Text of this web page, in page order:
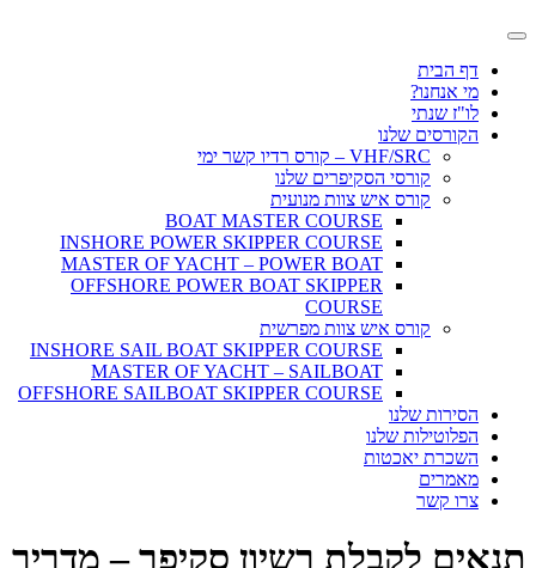
דף הבית
מי אנחנו?
לו"ז שנתי
הקורסים שלנו
VHF/SRC – קורס רדיו קשר ימי
קורסי הסקיפרים שלנו
קורס איש צוות מנועית
BOAT MASTER COURSE
INSHORE POWER SKIPPER COURSE
MASTER OF YACHT – POWER BOAT
OFFSHORE POWER BOAT SKIPPER
COURSE
קורס איש צוות מפרשית
INSHORE SAIL BOAT SKIPPER COURSE
MASTER OF YACHT – SAILBOAT
OFFSHORE SAILBOAT SKIPPER COURSE
הסירות שלנו
הפלוטילות שלנו
השכרת יאכטות
מאמרים
צרו קשר
תנאים לקבלת רשיון סקיפר – מדריך